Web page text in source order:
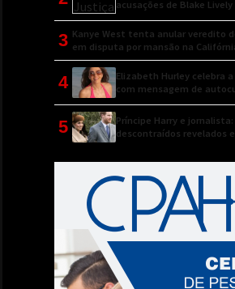
acusações de Blake
Baldoni
3 Kanye West tenta anular veredito
em disputa por mansão na
4
Elizabeth Hurley celebra
com mensagem de
conexão natural
5
Príncipe Harry e
descontraídos revelados